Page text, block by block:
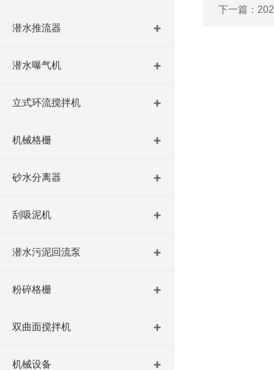
潜水推流器
潜水曝气机
立式环流搅拌机
机械格栅
砂水分离器
刮吸泥机
潜水污泥回流泵
粉碎格栅
双曲面搅拌机
机械设备
下一篇：